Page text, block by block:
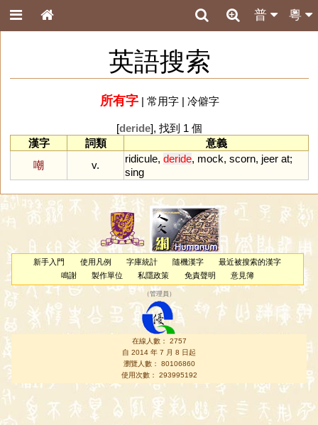
粵
普
英語搜索
所有字| 常用字| 冷僻字
[deride], 找到 1 個
漢字
詞類
意義
嘲
v.
ridicule, deride, mock, scorn, jeer at;
sing
新手入門 使用凡例 字庫統計 隨機漢字
最近被搜索的漢字
鳴謝
製作單位 私隱政策 免責聲明 意見簿
（管理員 ）
在線人數： 2757
自 2014 年 7 月 8 日起
瀏覽人數： 80106860
使用次數： 293995192